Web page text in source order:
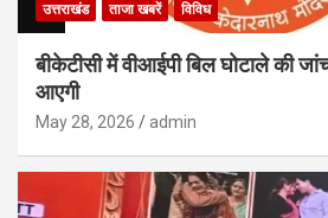
उत्तराखंड ताजा खबरें विविध
बीकेटीसी में वीआईपी बिल घोटाले की
आएगी
May 28, 2026 admin